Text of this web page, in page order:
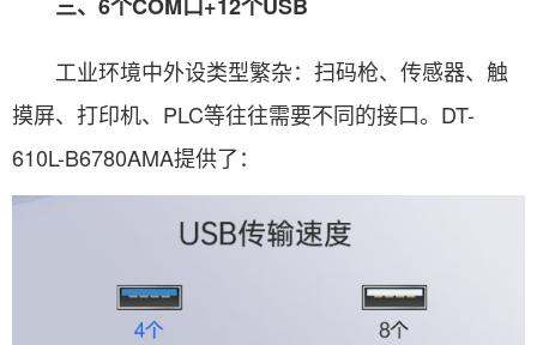
工业环境中外设类型繁杂：扫码枪、传感器、触
摸屏、打印机、PLC等往往需要不同的接口。DT-
610L-B6780AMA提供了：